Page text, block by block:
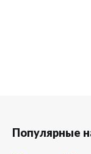
Популярные